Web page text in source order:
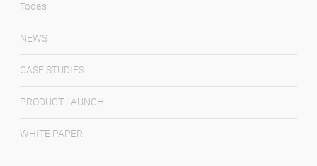
Todas
NEWS
CASE STUDIES
PRODUCT LAUNCH
WHITE PAPER